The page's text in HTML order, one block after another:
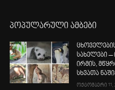
პოპულარული ამბები
სახელები –
ირმის,
სხვათა
ოქტომბერი 11,